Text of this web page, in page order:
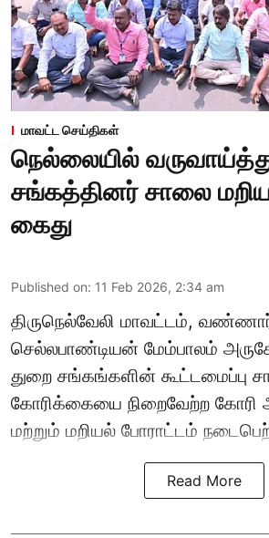
மாவட்ட செய்திகள்
நெல்லையில்
சங்கத்தினர் சாலை
கைது
Published on: 11 Feb 2026, 2:34 am
திருநெல்வேலி மாவட்டம்,
செல்லபாண்டியன் மேம்பாலம்
துறை சங்கங்களின் கூட்டமைப்பு
கோரிக்கையை நிறைவேற்ற கோரி
மற்றும் மறியல் போராட்டம்
Read More